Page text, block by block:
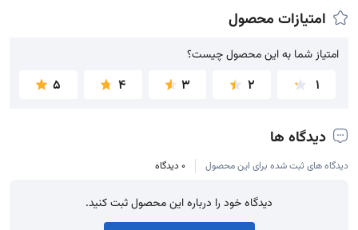
امتیازات محصول
امتیاز شما به این محصول چیست؟
امتیاز شما به این محصول چیست؟
1
2
3
4
5
دیدگاه ها
دیدگاه های ثبت شده برای این محصول 0 دیدگاه
دیدگاه خود را درباره این محصول ثبت کنید.